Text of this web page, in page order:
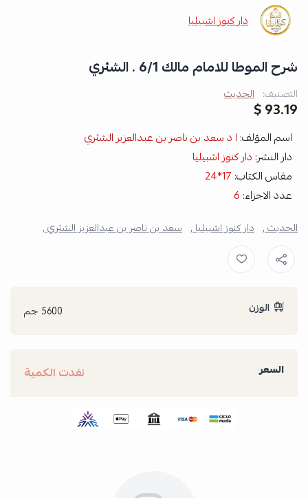
دار كنوز اشبيليا
شرح الموطا للامام مالك 6/1 . الشثري
التصنيف: الحديث
93.19 $
اسم المؤلف: ا د سعد بن ناصر بن عبدالعزيز الشثري
دار النشر: دار كنوز اشبيليا
مقاس الكتاب: 17*24
عدد الاجزاء: 6
الحديث , دار كنوز اشبيليا , سعد بن ناصر بن عبدالعزيز الشثري ,
الوزن 5600 جم
السعر نفدت الكمية